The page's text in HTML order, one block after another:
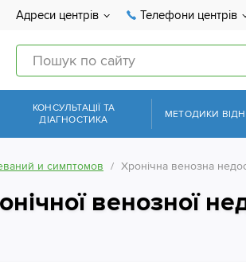
Адреси центрів Телефони центрів
КОНСУЛЬТАЦІЇ ТА
ДІАГНОСТИКА
МЕТОДИКИ
и симптомов Хронічна венозна
венозної